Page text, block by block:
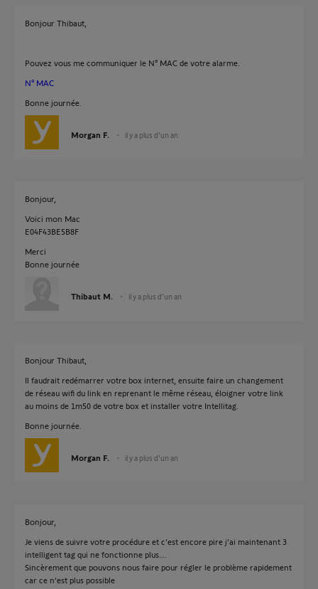
Bonjour Thibaut,
Pouvez vous me communiquer le N° MAC de votre alarme.
N° MAC
Bonne journée.
Morgan F. il y a plus d'un an
Bonjour,
Voici mon Mac
E04F43BE5B8F
Merci
Bonne journée
Thibaut M. il y a plus d'un an
Bonjour Thibaut,
Il faudrait redémarrer votre box internet, ensuite faire un changement
de réseau wifi du link en reprenant le même réseau, éloigner votre link
au moins de 1m50 de votre box et installer votre Intellitag.
Bonne journée.
Morgan F. il y a plus d'un an
Bonjour,
Je viens de suivre votre procédure et c’est encore pire j’ai maintenant 3
intelligent tag qui ne fonctionne plus….
Sincèrement que pouvons nous faire pour régler le problème rapidement
car ce n’est plus possible